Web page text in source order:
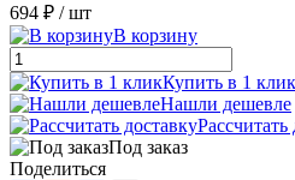
694 ₽ / шт
В корзину
Купить в 1 клик
Нашли дешевле
Рассчитать
Под заказ
Поделиться